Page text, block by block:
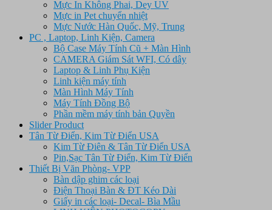
Mực In Không Phai, Dey UV
Mực in Pet chuyển nhiệt
Mực Nước Hàn Quốc, Mỹ, Trung
PC , Laptop, Linh Kiện, Camera
Bộ Case Máy Tính Cũ + Màn Hình
CAMERA Giám Sát WFI, Có dây
Laptop & Linh Phụ Kiện
Linh kiện máy tính
Màn Hình Máy Tính
Máy Tính Đồng Bộ
Phần mềm máy tính bản Quyền
Slider Product
Tân Từ Điển, Kim Từ Điển USA
Kim Từ Điên & Tân Từ Điển USA
Pin,Sạc Tân Từ Điển, Kim Từ Điển
Thiết Bị Văn Phòng- VPP
Bàn dập ghim các loại
Điện Thoại Bàn & ĐT Kéo Dài
Giấy in các loại- Decal- Bìa Mầu